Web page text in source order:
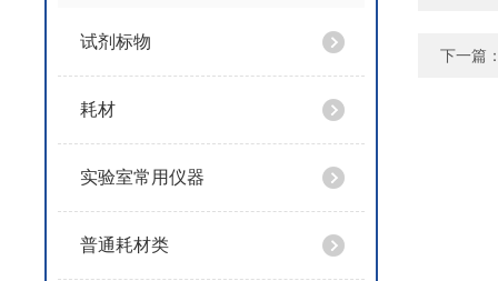
试剂标物
耗材
实验室常用仪器
普通耗材类
下一篇